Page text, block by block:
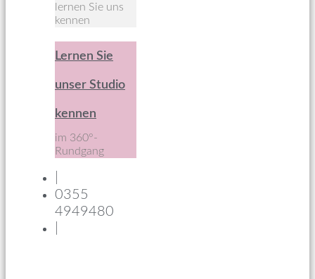
lernen Sie uns
kennen
Lernen Sie
unser Studio
kennen
im 360°-
Rundgang
0355
4949480